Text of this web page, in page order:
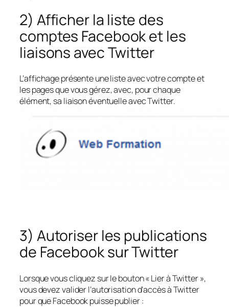
2) Afficher la liste des
comptes Facebook et les
liaisons avec Twitter
L’affichage présente une liste avec votre compte et
les pages que vous gérez, avec, pour chaque
élément, sa liaison éventuelle avec Twitter.
3) Autoriser les publications
de Facebook sur Twitter
Lorsque vous cliquez sur le bouton « Lier à Twitter »,
vous devez valider l’autorisation d’accès à Twitter
pour que Facebook puisse publier :